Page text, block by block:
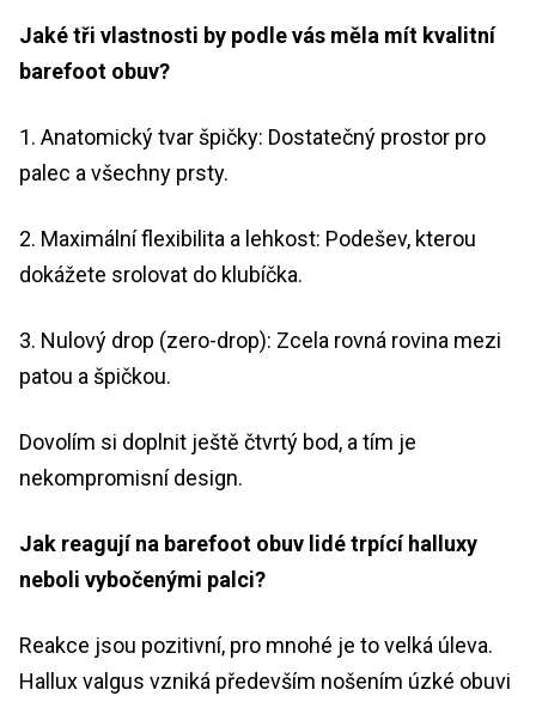
Jaké tři vlastnosti by podle vás měla mít kvalitní
barefoot obuv?
1. Anatomický tvar špičky: Dostatečný prostor pro
palec a všechny prsty.
2. Maximální flexibilita a lehkost: Podešev, kterou
dokážete srolovat do klubíčka.
3. Nulový drop (zero-drop): Zcela rovná rovina mezi
patou a špičkou.
Dovolím si doplnit ještě čtvrtý bod, a tím je
nekompromisní design.
Jak reagují na barefoot obuv lidé trpící halluxy
neboli vybočenými palci?
Reakce jsou pozitivní, pro mnohé je to velká úleva.
Hallux valgus vzniká především nošením úzké obuvi